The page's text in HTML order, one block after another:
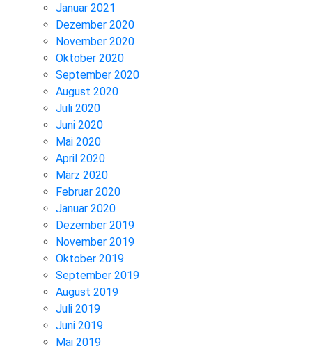
Januar 2021
Dezember 2020
November 2020
Oktober 2020
September 2020
August 2020
Juli 2020
Juni 2020
Mai 2020
April 2020
März 2020
Februar 2020
Januar 2020
Dezember 2019
November 2019
Oktober 2019
September 2019
August 2019
Juli 2019
Juni 2019
Mai 2019